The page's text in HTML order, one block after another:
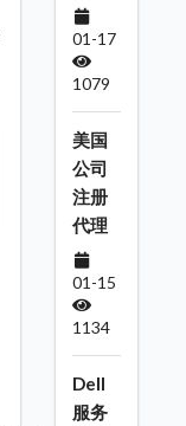
01-17
1079
美国
公司
注册
代理
01-15
1134
Dell
服务